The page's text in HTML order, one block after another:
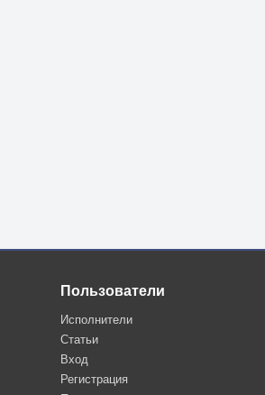
Пользователи
Исполнители
Статьи
Вход
Регистрация